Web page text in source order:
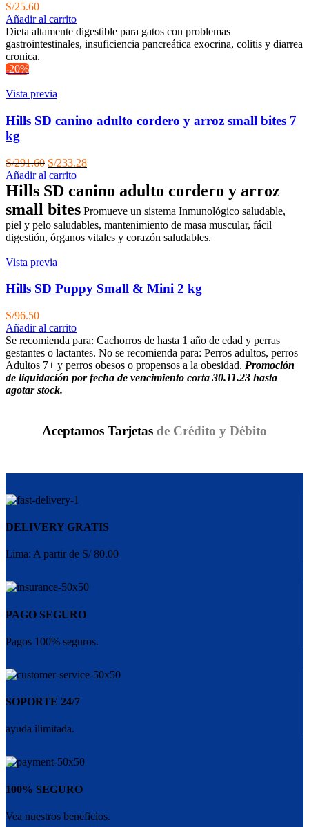
S/25.60
Añadir al carrito
Dieta altamente digestible para gatos con problemas
gastrointestinales, insuficiencia pancreática exocrina, colitis y diarrea
cronica.
-20%
Vista previa
Hills SD canino adulto cordero y arroz small bites 7
kg
S/291.60 El
precio
original
era:
S/291.60.
S/233.28El
actual
es:
S/233.28.
Añadir al carrito
Hills SD canino adulto cordero y arroz
small bites Promueve un sistema Inmunológico saludable,
piel y pelo saludables, mantenimiento de masa muscular, fácil
digestión, órganos vitales y corazón saludables.
Vista previa
Hills SD Puppy Small & Mini 2 kg
S/96.50
Añadir al carrito
Se recomienda para: Cachorros de hasta 1 año de edad y perras
gestantes o lactantes. No se recomienda para: Perros adultos, perros
Adultos 7+ y perros obesos o propensos a la obesidad. Promoción
de liquidación por fecha de vencimiento corta 30.11.23 hasta
agotar stock.
Aceptamos Tarjetas de Crédito y Débito
DELIVERY GRATIS
Lima: A partir de S/ 80.00
PAGO SEGURO
Pagos 100% seguros.
SOPORTE 24/7
ayuda ilimitada.
100% SEGURO
Vea nuestros beneficios.